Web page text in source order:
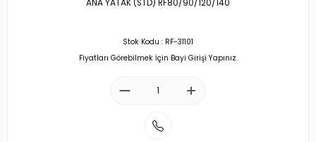
ANA YATAK (STD) RF80/90/120/140
Stok Kodu : RF-31101
Fiyatları Görebilmek İçin Bayi Girişi Yapınız.